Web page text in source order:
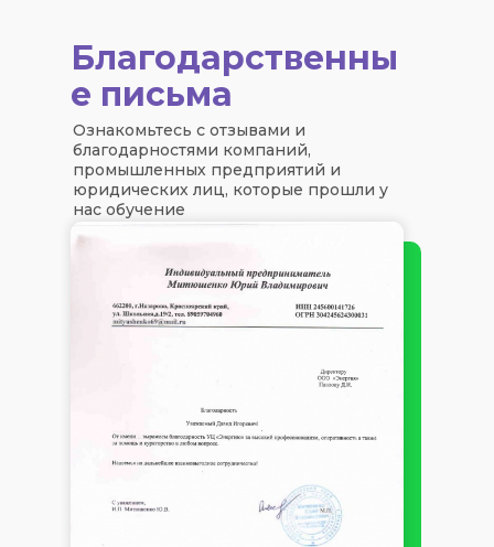
Благодарственны
е письма
Ознакомьтесь с отзывами и
благодарностями компаний,
промышленных предприятий и
юридических лиц, которые прошли у
нас обучение